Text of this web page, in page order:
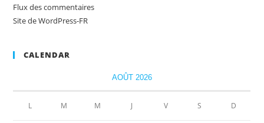
Flux des commentaires
Site de WordPress-FR
CALENDAR
AOÛT 2026
L M M J V S D